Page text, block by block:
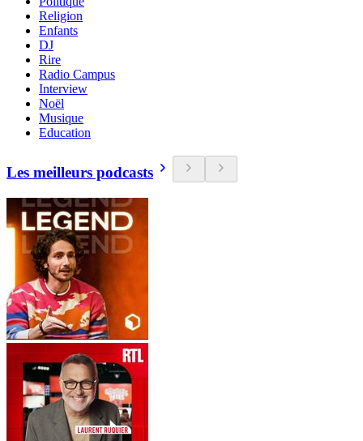
Religion
Enfants
DJ
Rire
Radio Campus
Interview
Noël
Musique
Education
Les meilleurs podcasts